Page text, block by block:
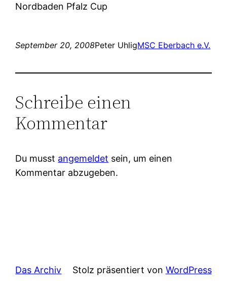
Nordbaden Pfalz Cup
September 20, 2008Peter UhligMSC Eberbach e.V.
Schreibe einen
Kommentar
Du musst angemeldet sein, um einen
Kommentar abzugeben.
Das Archiv Stolz präsentiert von WordPress